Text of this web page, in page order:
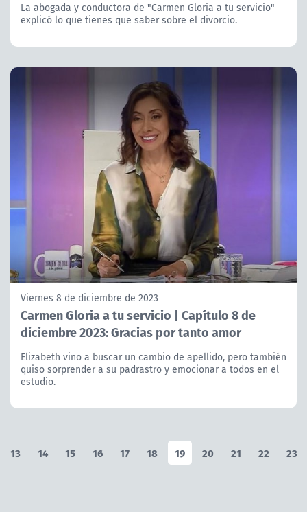
La abogada y conductora de "Carmen Gloria a tu servicio"
explicó lo que tienes que saber sobre el divorcio.
Viernes 8 de diciembre de 2023
Carmen Gloria a tu servicio | Capítulo 8 de
diciembre 2023: Gracias por tanto amor
Elizabeth vino a buscar un cambio de apellido, pero también
quiso sorprender a su padrastro y emocionar a todos en el
estudio.
13 14 15 16 17 18 19 20 21 22 23